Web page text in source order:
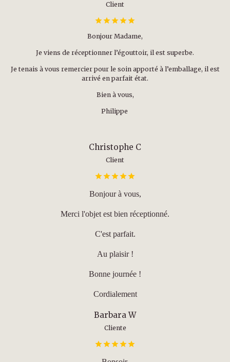
Client
Bonjour Madame,
Je viens de réceptionner l’égouttoir, il est superbe.
Je tenais à vous remercier pour le soin apporté à l’emballage, il est
arrivé en parfait état.
Bien à vous,
Philippe
Christophe C
Client
Bonjour à vous,
Merci l'objet est bien réceptionné.
C'est parfait.
Au plaisir !
Bonne journée !
Cordialement
Barbara W
Cliente